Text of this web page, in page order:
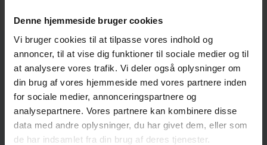
Denne hjemmeside bruger cookies
Vi bruger cookies til at tilpasse vores indhold og
annoncer, til at vise dig funktioner til sociale medier og til
at analysere vores trafik. Vi deler også oplysninger om
din brug af vores hjemmeside med vores partnere inden
for sociale medier, annonceringspartnere og
analysepartnere. Vores partnere kan kombinere disse
data med andre oplysninger, du har givet dem, eller som
de har indsamlet fra din brug af deres tjenester.
samfundsmæssige styringslogikker.
Bogen anskuer denne centrale problemstilling ud
fra forskellige synsvinkler og beskriver og
analyserer bl.a. problemstillinger som
institutionalisering, inklusion og eksklusion,
pædagogisk arbejde med børn med særlige behov
og lovgivning på det pædagogiske område.
E-Bog kr. 199,50
kr.199,50